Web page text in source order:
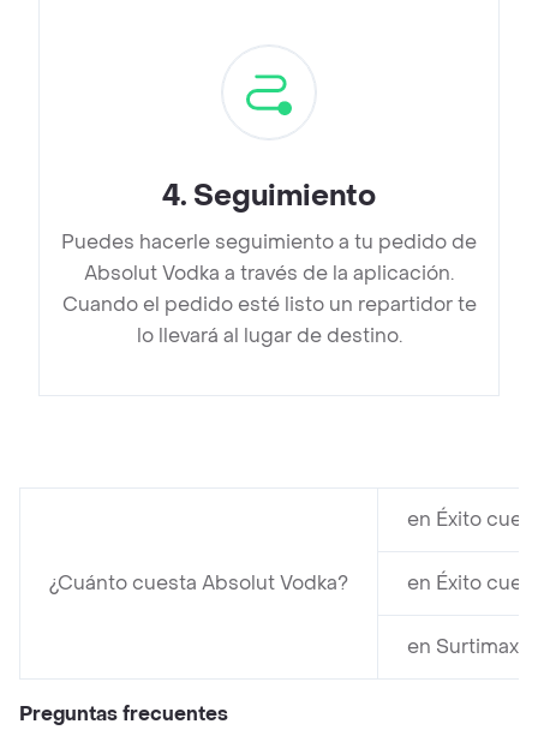
4. Seguimiento
Puedes hacerle seguimiento a tu pedido de
Absolut Vodka a través de la aplicación.
Cuando el pedido esté listo un repartidor te
lo llevará al lugar de destino.
¿Cuánto cuesta Absolut Vodka?
en Éxito
en Éxito
en Surtimax
Preguntas frecuentes